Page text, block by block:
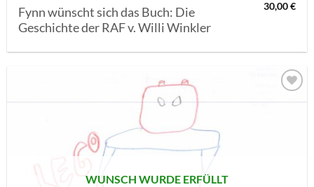
Fynn wünscht sich das Buch: Die
Geschichte der RAF v. Willi Winkler
30,00€
WUNSCH WURDE ERFÜLLT